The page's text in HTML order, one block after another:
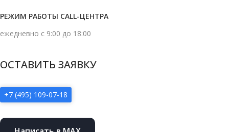
РЕЖИМ РАБОТЫ CALL-ЦЕНТРА
ежедневно с 9:00 до 18:00
ОСТАВИТЬ ЗАЯВКУ
+7 (495) 109-07-18